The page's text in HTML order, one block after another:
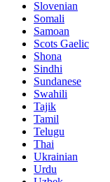
Slovenian
Somali
Samoan
Scots Gaelic
Shona
Sindhi
Sundanese
Swahili
Tajik
Tamil
Telugu
Thai
Ukrainian
Urdu